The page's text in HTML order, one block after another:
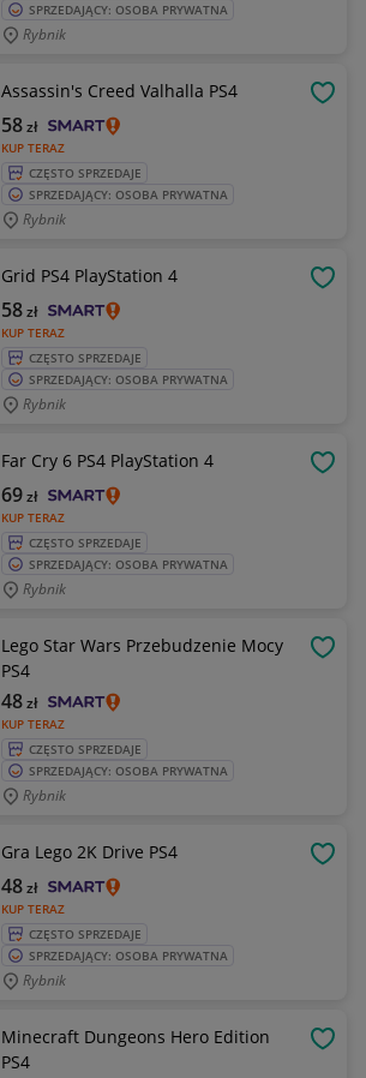
SPRZEDAJĄCY: OSOBA PRYWATNA
Rybnik
Assassin's Creed Valhalla PS4
KUP TERAZ
58zł
CZĘSTO SPRZEDAJE
SPRZEDAJĄCY: OSOBA PRYWATNA
Rybnik
Grid PS4 PlayStation 4
KUP TERAZ
58zł
CZĘSTO SPRZEDAJE
SPRZEDAJĄCY: OSOBA PRYWATNA
Rybnik
Far Cry 6 PS4 PlayStation 4
KUP TERAZ
69zł
CZĘSTO SPRZEDAJE
SPRZEDAJĄCY: OSOBA PRYWATNA
Rybnik
Lego Star Wars Przebudzenie Mocy
PS4
KUP TERAZ
48zł
CZĘSTO SPRZEDAJE
SPRZEDAJĄCY: OSOBA PRYWATNA
Rybnik
Gra Lego 2K Drive PS4
KUP TERAZ
48zł
CZĘSTO SPRZEDAJE
SPRZEDAJĄCY: OSOBA PRYWATNA
Rybnik
Minecraft Dungeons Hero Edition
PS4